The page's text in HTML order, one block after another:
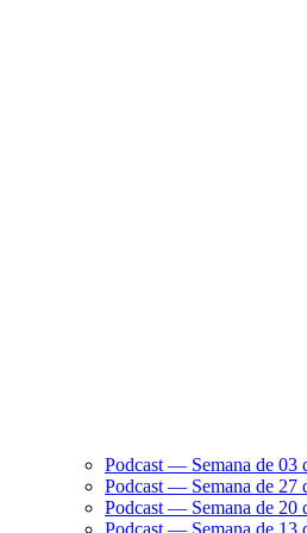
Podcast — Semana de 03
Podcast — Semana de 27
Podcast — Semana de 20
Podcast — Semana de 13